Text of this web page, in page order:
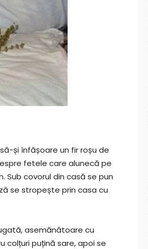
și înfășoare un fir roșu de
fetele care alunecă pe
Sub covorul din casă se pun
se stropește prin casa cu
asemănătoare cu
colțuri puțină sare, apoi se